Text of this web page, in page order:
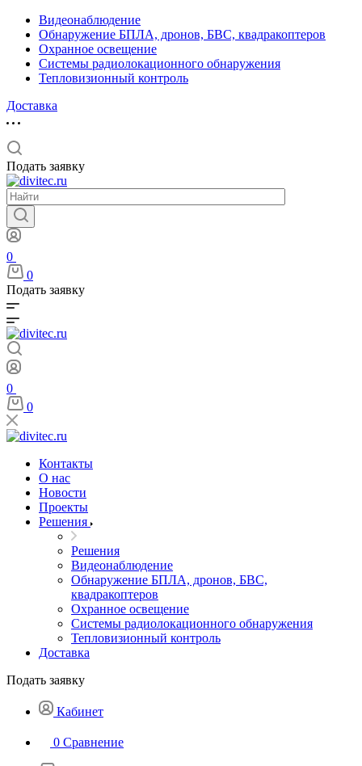
Видеонаблюдение
Обнаружение БПЛА, дронов, БВС, квадракоптеров
Охранное освещение
Системы радиолокационного обнаружения
Тепловизионный контроль
Доставка
Подать заявку
0
0
Подать заявку
0
0
Контакты
О нас
Новости
Проекты
Решения
Решения
Видеонаблюдение
Обнаружение БПЛА, дронов, БВС,
квадракоптеров
Охранное освещение
Системы радиолокационного обнаружения
Тепловизионный контроль
Доставка
Подать заявку
Кабинет
0 Сравнение